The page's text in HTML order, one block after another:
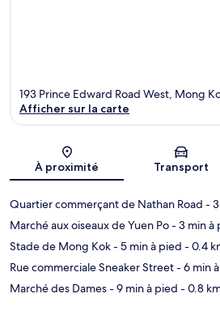
Carte
193 Prince Edward Road West, Mong
Afficher sur la carte
À proximité Transport
Quartier commerçant de Nathan Road -
Marché aux oiseaux de Yuen Po- 3 min à
Stade de Mong Kok- 5 min à pied - 0.4
Rue commerciale Sneaker Street- 6 min
Marché des Dames- 9 min à pied - 0.8